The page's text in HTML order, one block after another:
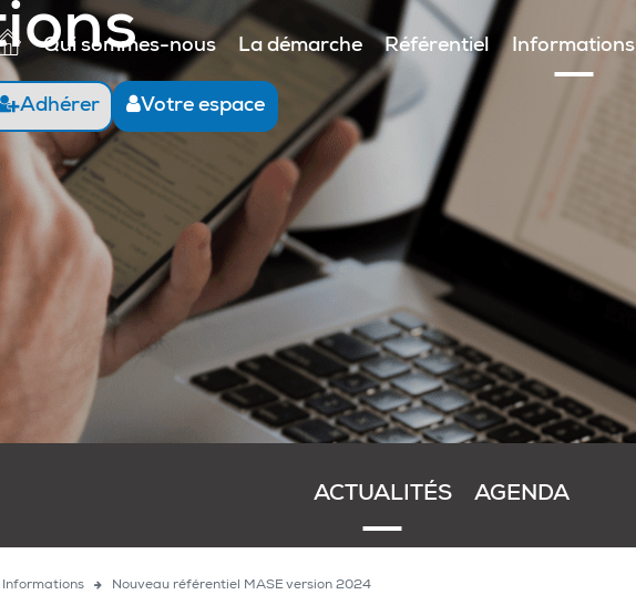
Qui sommes-nous La démarche Référentiel Informations
Adhérer Votre espace
ACTUALITÉS AGENDA
Informations Nouveau référentiel MASE version 2024